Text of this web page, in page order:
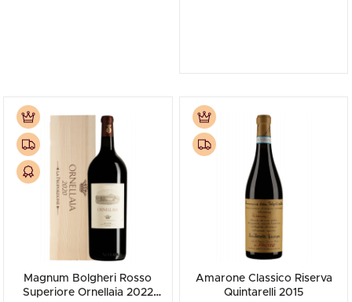
Magnum Bolgheri Rosso
Superiore Ornellaia 2022
Amarone Classico Riserva
Quintarelli 2015